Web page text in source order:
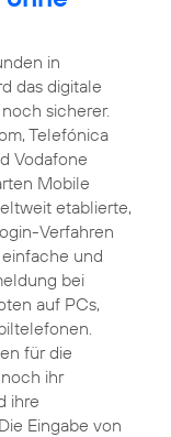
in
das digitale
sicherer.
Telefónica
Vodafone
Mobile
etablierte,
Verfahren
und
bei
auf PCs,
für die
ihr
ihre
Eingabe von